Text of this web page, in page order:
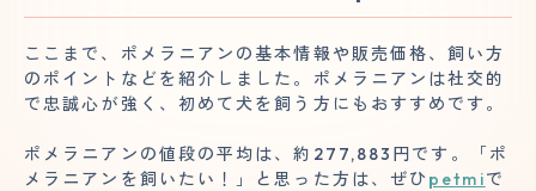
ここまで、ポメラニアンの基本情報や販売価格、飼い方
のポイントなどを紹介しました。ポメラニアンは社交的
で忠誠心が強く、初めて犬を飼う方にもおすすめです。
ポメラニアンの値段の平均は、約277,883円です。「ポ
メラニアンを飼いたい！」と思った方は、ぜひ petmiで